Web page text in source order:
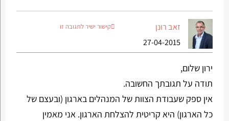
זאב רונן
27-04-2015
קישור ישיר לתגובה זו
ירון שלום,
תודה על תגובתך החשובה.
אין ספק שעבודת הצוות של המנהלים בארגון (ובעצם של
כל הארגון) היא קריטית להצלחת הארגון. אני מאמין